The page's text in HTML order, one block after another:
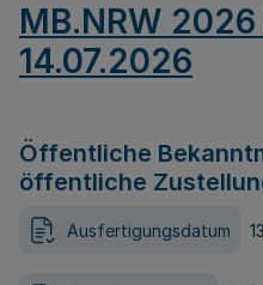
MB.NRW
14.07.2026
Öffentliche
öffentliche
Ausfertigungsdatum